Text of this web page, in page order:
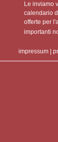
Le inviamo
calendario
offerte per
importanti
impressum